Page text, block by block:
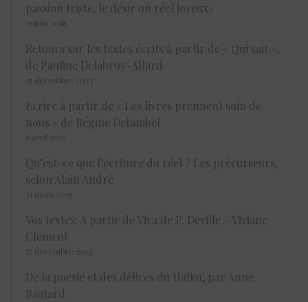
passion triste, le désir un réel joyeux»
25 juin 2018
Retours sur les textes écrits à partir de « Qui sait »,
de Pauline Delabroy-Allard
25 décembre 2023
Ecrire à partir de « Les livres prennent soin de
nous » de Régine Detambel
6 avril 2016
Qu’est-ce que l’écriture du réel ? Les précurseurs,
selon Alain André
31 mars 2025
Vos textes: A partir de Viva de P. Deville – Viviane
Clément
17 novembre 2014
De la poésie et des délices du Haïku, par Anne
Baatard